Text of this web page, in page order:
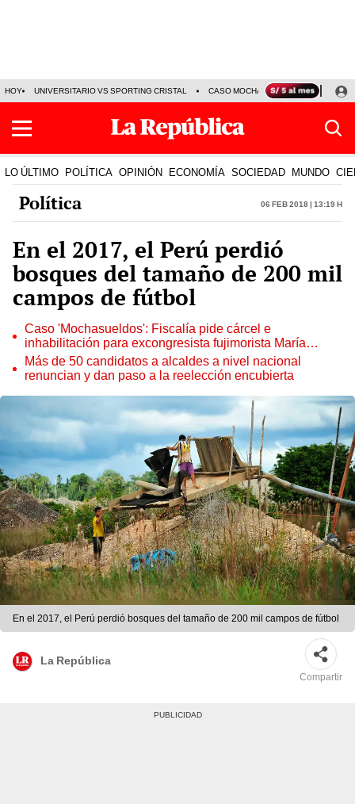
HOY UNIVERSITARIO VS SPORTING CRISTAL CASO MOCHASUELDOS
LO ÚLTIMO POLÍTICA OPINIÓN ECONOMÍA SOCIEDAD MUNDO
Política 06 Feb 2018 | 13:19 h
En el 2017, el Perú perdió
bosques del tamaño de 200 mil
campos de fútbol
Caso 'Mochasueldos': Fiscalía pide cárcel e
inhabilitación para excongresista fujimorista María
Cordero Jon Tay
Más de 50 candidatos a alcaldes a nivel nacional
renuncian y dan paso a la reelección encubierta
En el 2017, el Perú perdió bosques del tamaño de 200 mil campos de fútbol
La República
Compartir